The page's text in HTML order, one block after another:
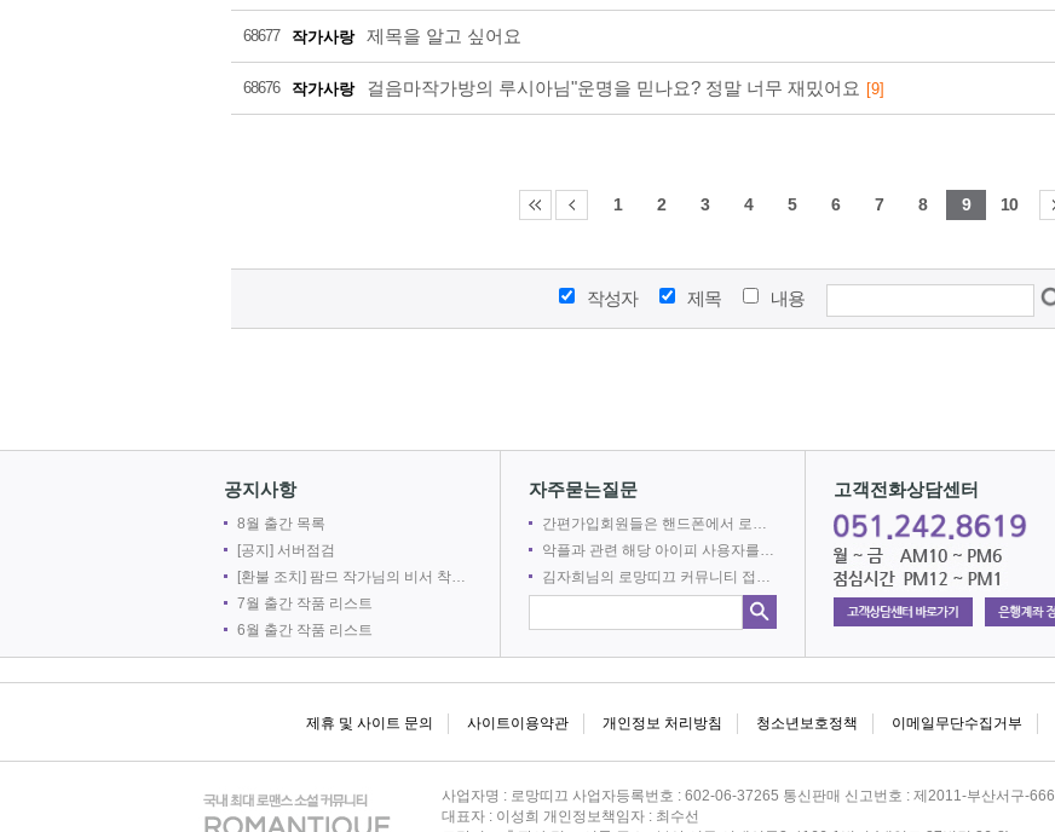
2026-08-07 AM 2:46:17
216⋅73⋅216⋅37
216⋅73⋅216⋅37
2026-08-07 AM 2:46:17
68677 작가사랑 제목을 알고 싶어요
68676 작가사랑 걸음마작가방의 루시아님"운명을 믿나요? 정말 너무 재밌어요 [9]
1 2 3 4 5 6 7 8 9 10
작성자 제목 내용
공지사항
8월 출간 목록
[공지] 서버점검
[환불 조치] 팜므 작가님의 비서 착취는 출간 취소로 인해 환불 되었습니다.
7월 출간 작품 리스트
6월 출간 작품 리스트
자주묻는질문
간편가입회원들은 핸드폰에서 로망어플로 전자책을 볼 수 없나요?
악플과 관련 해당 아이피 사용자를 차단합니다.
김자희님의 로망띠끄 커뮤니티 접속을 차단합니다.
고객전화상담센터
제휴 및 사이트 문의 사이트이용약관 개인정보 처리방침 청소년보호정책 이메일무단수집거부
사업자명 : 로망띠끄 사업자등록번호 : 602-06-37265 통신판매 신고번호 : 제2011-부산서구-666
대표자 : 이성희 개인정보책임자 : 최수선